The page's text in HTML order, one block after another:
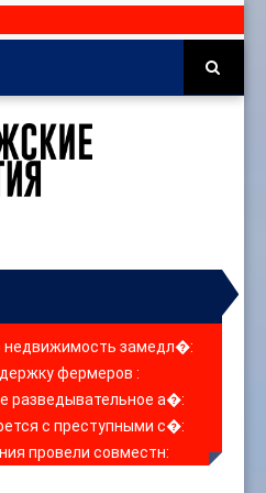
недвижимость замедл�:
фермеров :
разведывательное а�:
с преступными с�:
провели совместн: